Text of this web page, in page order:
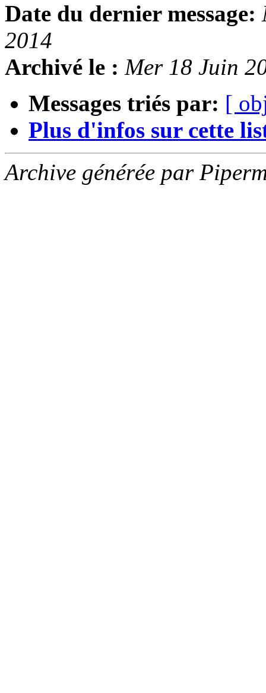
Date du dernier message:
2014
Archivé le : Mer 18 Juin
Messages triés par: [
Plus d'infos sur cette
Archive générée par